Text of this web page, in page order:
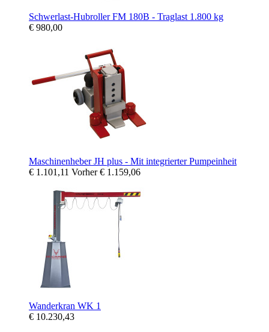
Schwerlast-Hubroller FM 180B - Traglast 1.800 kg
€ 980,00
Maschinenheber JH plus - Mit integrierter Pumpeinheit
€ 1.101,11 Vorher€ 1.159,06
Wanderkran WK 1
€ 10.230,43